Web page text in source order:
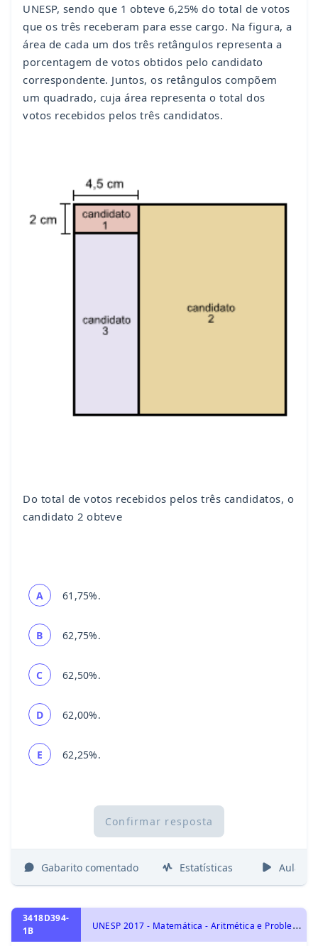
UNESP, sendo que 1 obteve 6,25% do total de votos
que os três receberam para esse cargo. Na figura, a
área de cada um dos três retângulos representa a
porcentagem de votos obtidos pelo candidato
correspondente. Juntos, os retângulos compõem
um quadrado, cuja área representa o total dos
votos recebidos pelos três candidatos.
Do total de votos recebidos pelos três candidatos, o
candidato 2 obteve
A 61,75%.
B 62,75%.
C 62,50%.
D 62,00%.
E 62,25%.
Confirmar resposta
Gabarito comentado Estatísticas Aulas
3418D394-
1B
U
NESP 2017 - Matemática - Aritmética e Problemas, Regra de Três